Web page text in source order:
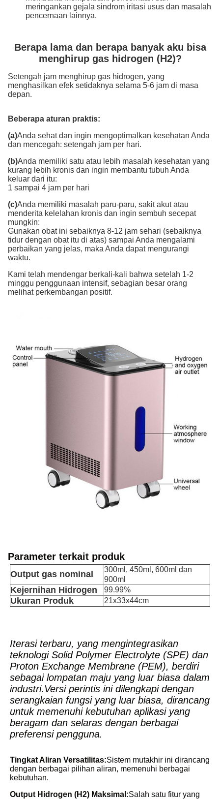
meringankan gejala sindrom iritasi usus dan masalah
pencernaan lainnya.
Berapa lama dan berapa banyak aku bisa
menghirup gas hidrogen (H2)?
Setengah jam menghirup gas hidrogen, yang
menghasilkan efek setidaknya selama 5-6 jam di masa
depan.
Beberapa aturan praktis:
(a)Anda sehat dan ingin mengoptimalkan kesehatan Anda
dan mencegah: setengah jam per hari.
(b)Anda memiliki satu atau lebih masalah kesehatan yang
kurang lebih kronis dan ingin membantu tubuh Anda
keluar dari itu:
1 sampai 4 jam per hari
(c)Anda memiliki masalah paru-paru, sakit akut atau
menderita kelelahan kronis dan ingin sembuh secepat
mungkin:
Gunakan obat ini sebaiknya 8-12 jam sehari (sebaiknya
tidur dengan obat itu di atas) sampai Anda mengalami
perbaikan yang jelas, maka Anda dapat mengurangi
waktu.
Kami telah mendengar berkali-kali bahwa setelah 1-2
minggu penggunaan intensif, sebagian besar orang
melihat perkembangan positif.
Parameter terkait produk
Output gas nominal
300ml, 450ml, 600ml dan
900ml
Kejernihan Hidrogen 99.99%
Ukuran Produk 21x33x44cm
Iterasi terbaru, yang mengintegrasikan
teknologi Solid Polymer Electrolyte (SPE) dan
Proton Exchange Membrane (PEM), berdiri
sebagai lompatan maju yang luar biasa dalam
industri.Versi perintis ini dilengkapi dengan
serangkaian fungsi yang luar biasa, dirancang
untuk memenuhi kebutuhan aplikasi yang
beragam dan selaras dengan berbagai
preferensi pengguna.
Tingkat Aliran Versatilitas:Sistem mutakhir ini dirancang
dengan berbagai pilihan aliran, memenuhi berbagai
kebutuhan.
Output Hidrogen (H2) Maksimal:Salah satu fitur yang